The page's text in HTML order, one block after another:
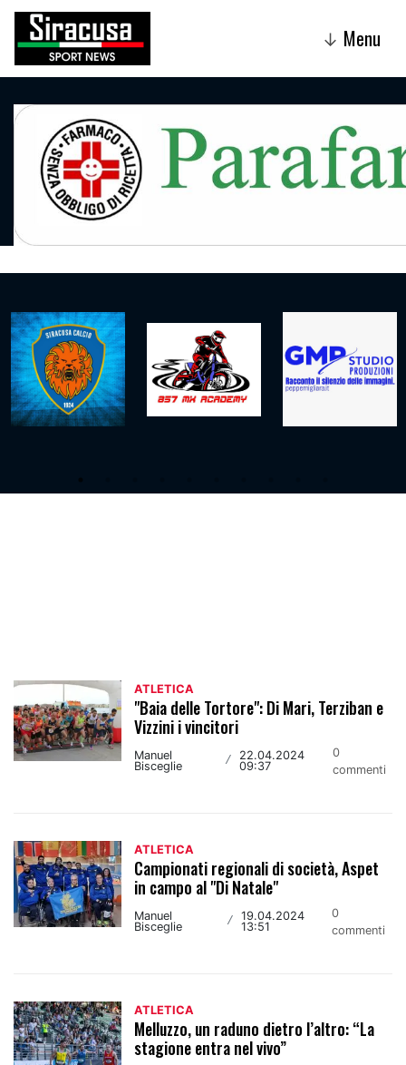
↓ Menu
ATLETICA
"Baia delle Tortore": Di Mari, Terziban e
Vizzini i vincitori
Manuel
Bisceglie
/
22.04.2024
09:37
0
commenti
ATLETICA
Campionati regionali di società, Aspet
in campo al "Di Natale"
Manuel
Bisceglie
/ 19.04.2024
13:51
0
commenti
ATLETICA
Melluzzo, un raduno dietro l’altro: “La
stagione entra nel vivo”